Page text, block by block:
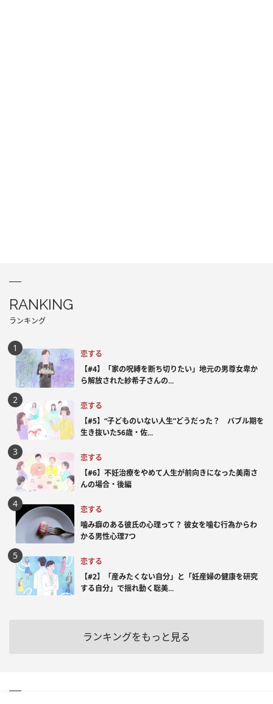
RANKING
ランキング
恋する
【#4】「家の呪縛を断ち切りたい」地元の男尊女卑か
ら解放された紗希子さんの...
恋する
【#5】“子どものいない人生”どうだった？ バブル期を
生き抜いた56歳・佐...
恋する
【#6】不妊治療をやめて人生が前向きになった美南さ
んの場合・後編
恋する
噛み癖のある彼氏の心理って？ 彼女を噛む行為からわ
かる男性心理7つ
恋する
【#2】「産みたくない自分」と「妊産婦の健康を研究
する自分」で揺れ動く聡美...
ランキングをもっと見る